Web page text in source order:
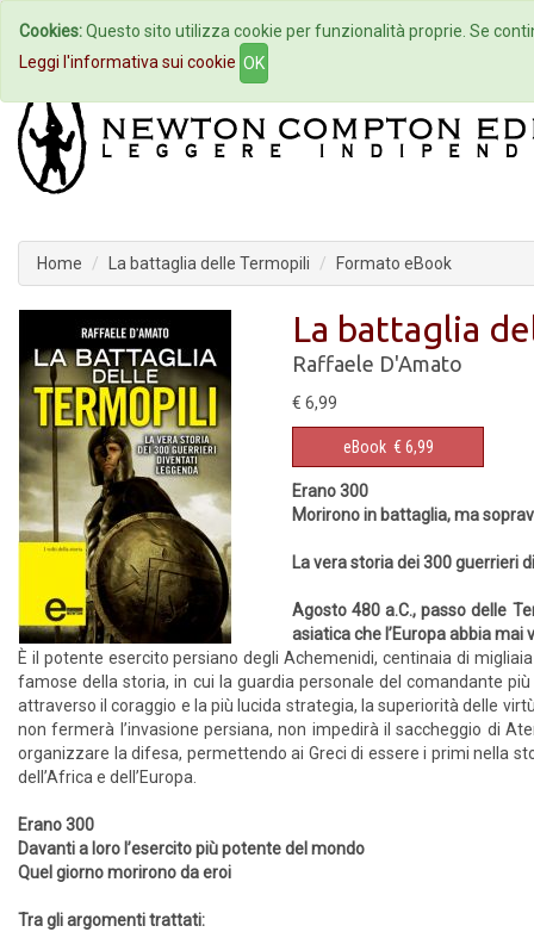
Home Autori Eventi
Home La battaglia delle Termopili Formato eBook
La battaglia
Raffaele D'Amato
€ 6,99
eBook € 6,99
Erano 300
Morirono in battaglia, ma
La vera storia dei 300 guerrieri
Agosto 480 a.C., passo delle
asiatica che l’Europa abbia mai
È il potente esercito persiano degli Achemenidi, centinaia di
famose della storia, in cui la guardia personale del comandante
attraverso il coraggio e la più lucida strategia, la superiorità delle
non fermerà l’invasione persiana, non impedirà il saccheggio di
organizzare la difesa, permettendo ai Greci di essere i primi nella
dell’Africa e dell’Europa.
Erano 300
Davanti a loro l’esercito più potente del mondo
Quel giorno morirono da eroi
Tra gli argomenti trattati:
Cookies:Questo sito utilizza cookie per funzionalità proprie. Se
Leggi l'informativa sui cookie OK